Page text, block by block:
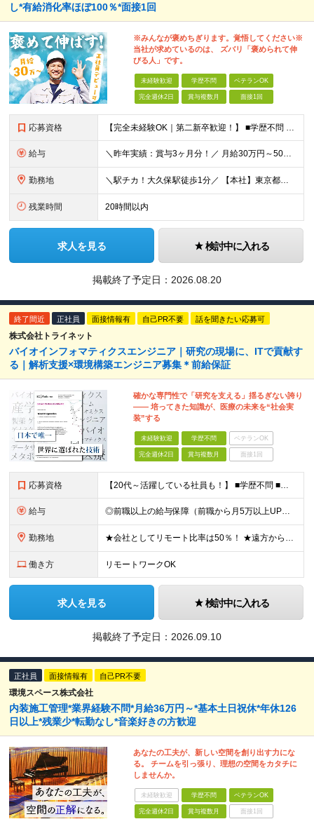
し*有給消化率ほぼ100％*面接1回
※みんなが褒めちぎります。覚悟してください※
当社が求めているのは、 ズバリ「褒められて伸
びる人」です。
未経験歓迎 学歴不問 ベテランOK
完全週休2日 賞与複数月 面接1回
応募資格 【完全未経験OK｜第二新卒歓迎！】 ■学歴不問 ■普通自動車免許をお持ちの方（AT限定可） ＼こんな方はぜひ！／ □形に残る仕事がしたい □ものづくりが好き、興味がある □お客様から直接感謝される仕
給与 ＼昨年実績：賞与3ヶ月分！／ 月給30万円～50万円+賞与年2回 ★月100万円稼ぐ方も在籍中★ ￣￣￣V￣￣￣￣￣￣￣￣￣￣ 「沢山稼ぎたい！」という気持ちがあれば、 意欲や頑張りに応じてしっかり
勤務地 ＼駅チカ！大久保駅徒歩1分／ 【本社】東京都新宿区百人町1-16-7新陶ビル1F 現場は主に東京23区、または1都3県（埼玉・神奈川・千葉）。 遠方出張はありません。 ★転勤なし ★社用車貸与 ★直
残業時間 20時間以内
求人を見る 検討中に入れる
掲載終了予定日： 2026.08.20
終了間近 正社員 面接情報有 自己PR不要 話を聞きたい応募可
株式会社トライネット
バイオインフォマティクスエンジニア｜研究の現場に、ITで貢献す
る｜解析支援×環境構築エンジニア募集＊前給保証
確かな専門性で「研究を支える」揺るぎない誇り
―― 培ってきた知識が、医療の未来を“社会実
装”する
未経験歓迎 学歴不問 ベテランOK
完全週休2日 賞与複数月 面接1回
応募資格 【20代～活躍している社員も！】 ■学歴不問 ■以下のいずれかの専門知識をお持ちの方 ・バイオインフォマティクス ・メディカルインフォマティクス ・医療／ライフサイエンス ◎下記へ興味のある方も大歓
給与 ◎前職以上の給与保障（前職から月5万以上UPの実例複数あり） ■想定年収500～1000万円（月給制もしくは年俸制にて選択可） ■月給35万円～＋賞与（給与制／メンバーのみ）＋業績賞与（15期以上連続
勤務地 ★会社としてリモート比率は50％！ ★遠方からの応募OK！働き方も随時相談に乗ります ■本社 東京都千代田区麹町4-2 麹町ミッドスクエア4F ◎2024年12月に移転したばかりのキレイなオフィス！
働き方 リモートワークOK
求人を見る 検討中に入れる
掲載終了予定日： 2026.09.10
正社員 面接情報有 自己PR不要
環境スペース株式会社
内装施工管理*業界経験不問*月給36万円～*基本土日祝休*年休126
日以上*残業少*転勤なし*音楽好きの方歓迎
あなたの工夫が、新しい空間を創り出す力にな
る。 チームを引っ張り、理想の空間をカタチに
しませんか。
未経験歓迎 学歴不問 ベテランOK
完全週休2日 賞与複数月 面接1回